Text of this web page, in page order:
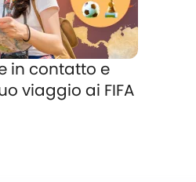
in contatto e
viaggio ai FIFA